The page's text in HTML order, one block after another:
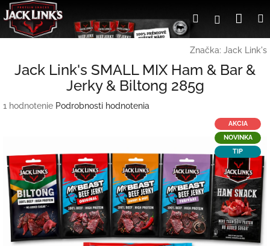
Prejsť
na
obsah
Hľadať
Značka: Jack Link's
Jack Link's SMALL MIX Ham & Bar &
Jerky & Biltong 285g
Priemerné
5,0
hviezdičiek.
1 hodnotenie Podrobnosti hodnotenia
AKCIA
NOVINKA
TIP